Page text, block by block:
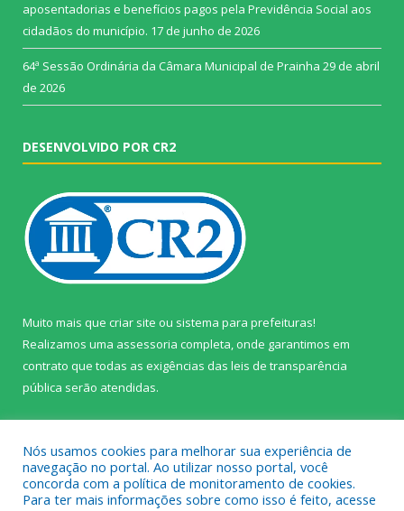
aposentadorias e benefícios pagos pela Previdência Social aos
cidadãos do município. 17 de junho de 2026
64ª Sessão Ordinária da Câmara Municipal de Prainha 29 de abril
de 2026
DESENVOLVIDO POR CR2
Muito mais que criar site ou sistema para prefeituras!
Realizamos uma assessoria completa, onde garantimos em
contrato que todas as exigências das leis de transparência
pública serão atendidas.
Nós usamos cookies para melhorar sua experiência de
navegação no portal. Ao utilizar nosso portal, você
concorda com a política de monitoramento de cookies.
Para ter mais informações sobre como isso é feito, acesse